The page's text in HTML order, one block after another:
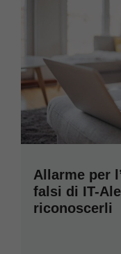
Allarme per
falsi di IT-
riconoscerli